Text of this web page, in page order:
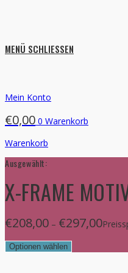
MENÜ SCHLIESSEN
Mein Konto
€0,00 0 Warenkorb
Warenkorb
Ausgewählt:
X-FRAME
€208,00 – €297,00
Optionen wählen